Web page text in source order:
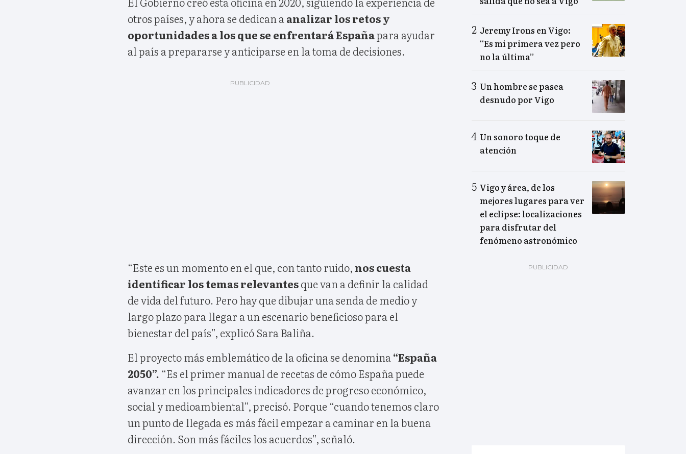
otros países, y ahora se dedican a analizar los retos y
oportunidades a los que se enfrentará Españapara ayudar
al país a prepararse y anticiparse en la toma de decisiones.
“Este es un momento en el que, con tanto ruido, nos cuesta
identificar los temas relevantesque van a definir la calidad
de vida del futuro. Pero hay que dibujar una senda de medio y
largo plazo para llegar a un escenario beneficioso para el
bienestar del país”, explicó Sara Baliña.
El proyecto más emblemático de la oficina se denomina “España
2050”. “Es el primer manual de recetas de cómo España puede
avanzar en los principales indicadores de progreso económico,
social y medioambiental”, precisó. Porque “cuando tenemos claro
un punto de llegada es más fácil empezar a caminar en la buena
dirección. Son más fáciles los acuerdos”, señaló.
Jeremy Irons en Vigo:
“Es mi primera vez pero
no la última”
Un hombre se pasea
desnudo por Vigo
Un sonoro toque de
atención
Vigo y área, de los
mejores lugares para ver
el eclipse: localizaciones
para disfrutar del
fenómeno astronómico